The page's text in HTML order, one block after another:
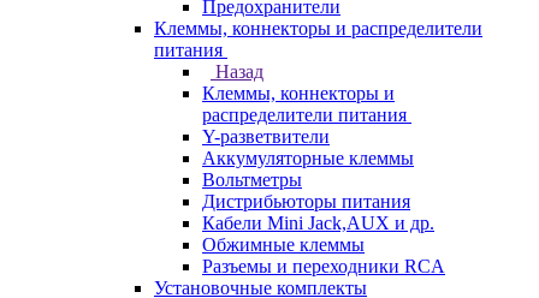
Предохранители
Клеммы, коннекторы и распределители
питания
Назад
Клеммы, коннекторы и
распределители питания
Y-разветвители
Аккумуляторные клеммы
Вольтметры
Дистрибьюторы питания
Кабели Mini Jack,AUX и др.
Обжимные клеммы
Разъемы и переходники RCA
Установочные комплекты